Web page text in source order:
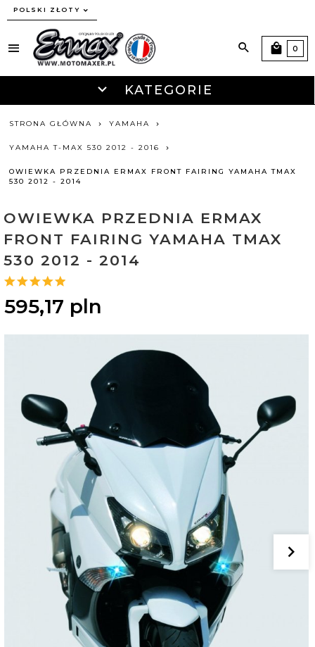
currency_h
POLSKI ZŁOTY
KATEGORIE
0
STRONA GŁÓWNA YAMAHA
YAMAHA T-MAX 530 2012 - 2016
OWIEWKA PRZEDNIA ERMAX FRONT FAIRING YAMAHA TMAX
530 2012 - 2014
OWIEWKA PRZEDNIA ERMAX
FRONT FAIRING YAMAHA TMAX
530 2012 - 2014
595,17 pln